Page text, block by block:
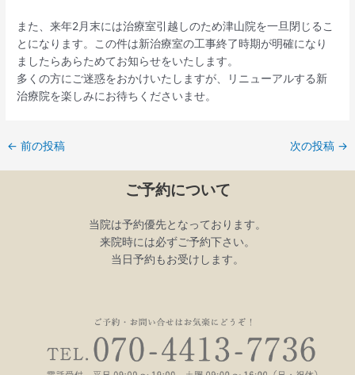
また、来年2月末には治療室引越しのため津山院を一旦閉じるこ
とになります。この件は新治療室の工事終了時期が明確になり
ましたらあらためてお知らせをいたします。
多くの方にご迷惑をおかけいたしますが、リニューアルする新
治療院を楽しみにお待ちくださいませ。
← 前の投稿 次の投稿 →
ご予約について
当院は予約優先となっております。
来院時には必ずご予約下さい。
当日予約もお受けします。